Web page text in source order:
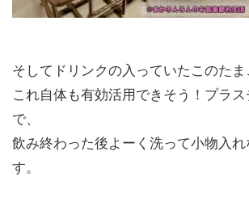
そしてドリンクの入っていたこのたま
これ自体も有効活用できそう！プラ
で、
飲み終わった後よーく洗って小物入
す。